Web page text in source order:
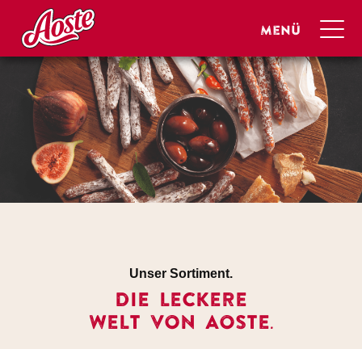
Unser Sortiment.
DIE LECKERE
WELT VON AOSTE.